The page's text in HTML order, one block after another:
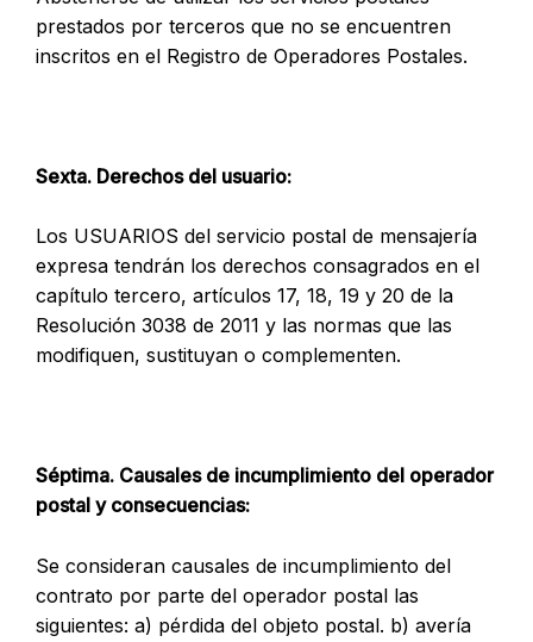
prestados por terceros que no se encuentren
inscritos en el Registro de Operadores Postales.
Sexta. Derechos del usuario:
Los USUARIOS del servicio postal de mensajería
expresa tendrán los derechos consagrados en el
capítulo tercero, artículos 17, 18, 19 y 20 de la
Resolución 3038 de 2011 y las normas que las
modifiquen, sustituyan o complementen.
Séptima. Causales de incumplimiento del operador
postal y consecuencias:
Se consideran causales de incumplimiento del
contrato por parte del operador postal las
siguientes: a) pérdida del objeto postal. b) avería